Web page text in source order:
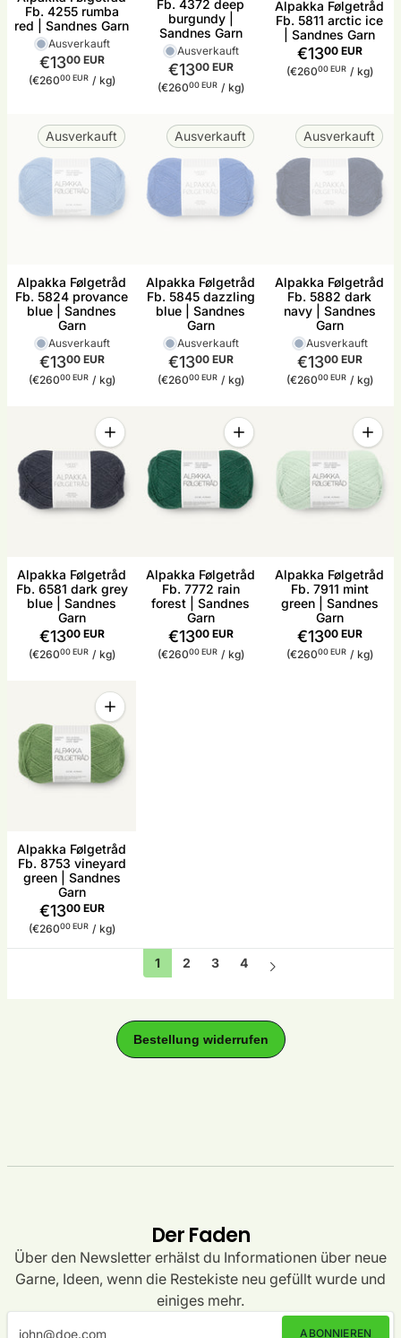
Fb. 4255 rumba
red | Sandnes Garn
Ausverkauft
€1300 EUR
Stückpreis
(€26000 EUR / pro
kg)
Fb. 4372 deep
burgundy |
Sandnes Garn
Ausverkauft
€1300 EUR
Stückpreis
(€26000 EUR / pro
kg)
Alpakka Følgetråd
Fb. 5811 arctic ice
| Sandnes Garn
€1300 EUR
Stückpreis
(€26000 EUR / pro
kg)
Alpakka Følgetråd
Fb. 5824 provance
blue | Sandnes
Garn
Ausverkauft
€1300 EUR
Stückpreis
(€26000 EUR / pro
kg)
Ausverkauft
Alpakka Følgetråd
Fb. 5845 dazzling
blue | Sandnes
Garn
Ausverkauft
€1300 EUR
Stückpreis
(€26000 EUR / pro
kg)
Ausverkauft
Alpakka Følgetråd
Fb. 5882 dark
navy | Sandnes
Garn
Ausverkauft
€1300 EUR
Stückpreis
(€26000 EUR / pro
kg)
Ausverkauft
Alpakka Følgetråd
Fb. 6581 dark grey
blue | Sandnes
Garn
€1300 EUR
Stückpreis
(€26000 EUR / pro
kg)
Menge
Menge für Alpakka Følgetråd Fb. 6581 dark grey
Alpakka Følgetråd
Fb. 7772 rain
forest | Sandnes
Garn
€1300 EUR
Stückpreis
(€26000 EUR / pro
kg)
Menge
Menge für Alpakka
Alpakka Følgetråd
Fb. 7911 mint
green | Sandnes
Garn
€1300 EUR
Stückpreis
(€26000 EUR / pro
kg)
Menge
Alpakka Følgetråd
Fb. 8753 vineyard
green | Sandnes
Garn
€1300 EUR
Stückpreis
(€26000 EUR / pro
kg)
Menge
Menge für Alpakka Følgetråd Fb. 8753 vineyard
1 2 3 4
Der Faden
Über den Newsletter erhälst du Informationen über neue
Garne, Ideen, wenn die Restekiste neu gefüllt wurde und
einiges mehr.
ABONNIEREN